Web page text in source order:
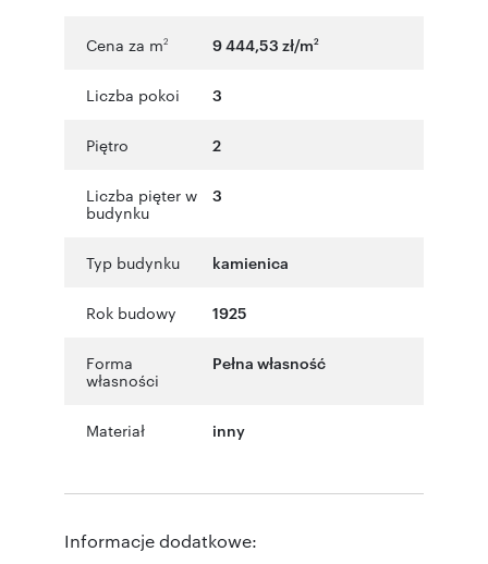
Cena za m2 9 444,53 zł/m2
Liczba pokoi 3
Piętro 2
Liczba pięter w
budynku
3
Typ budynku kamienica
Rok budowy 1925
Forma
własności
Pełna własność
Materiał inny
Informacje dodatkowe: